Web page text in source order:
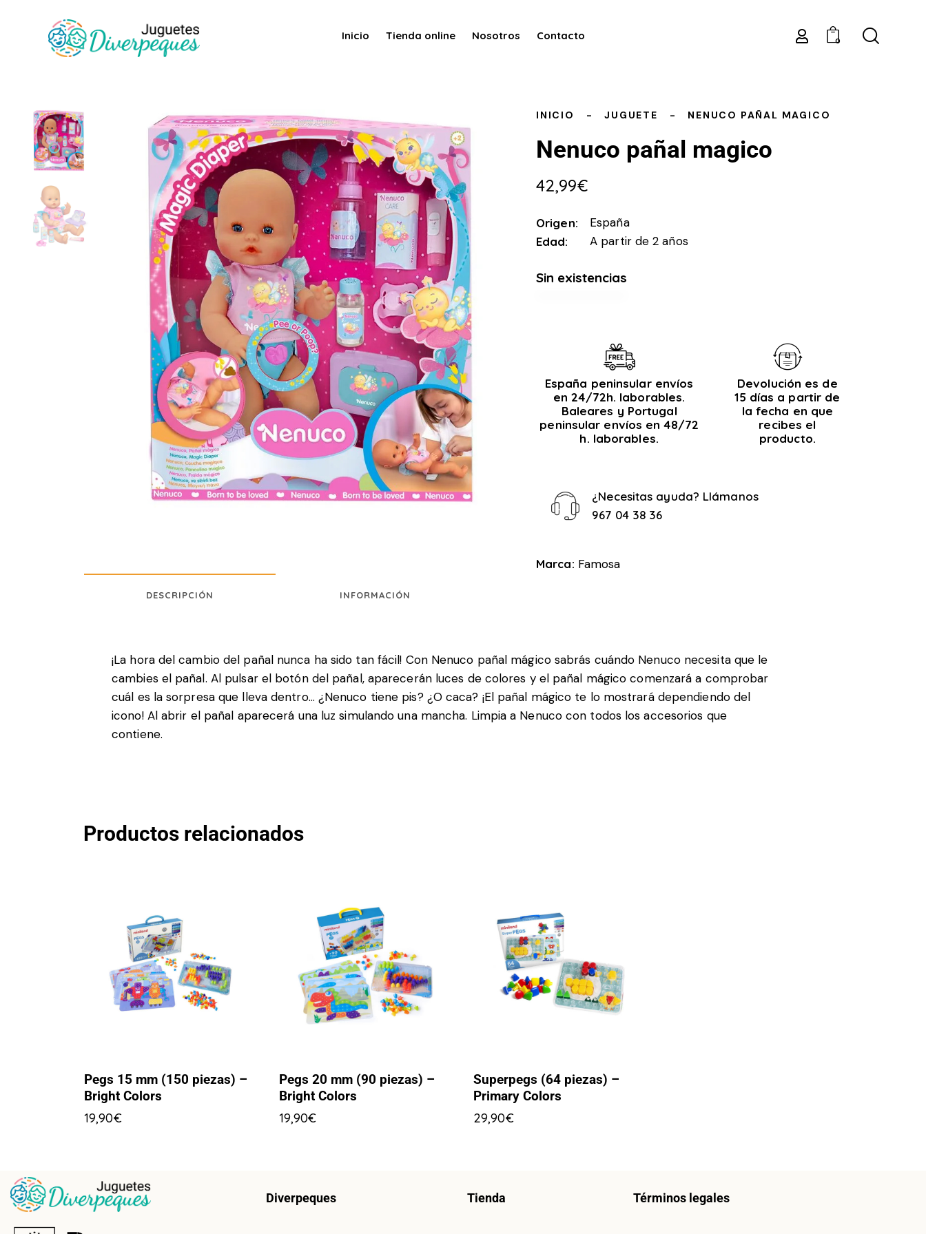
Inicio Tienda online Nosotros Contacto 0
INICIO JUGUETE NENUCO PAÑAL MAGICO
Nenuco pañal magico
42,99€
Origen España
Edad A partir de 2 años
Sin existencias
España peninsular envíos
en 24/72h. laborables.
Baleares y Portugal
peninsular envíos en 48/72
h. laborables.
Devolución es de
15 días a partir de
la fecha en que
recibes el
producto.
¿Necesitas ayuda? Llámanos
967 04 38 36
Marca: Famosa
DESCRIPCIÓN INFORMACIÓN
¡La hora del cambio del pañal nunca ha sido tan fácil! Con Nenuco pañal mágico sabrás cuándo Nenuco necesita que le
cambies el pañal. Al pulsar el botón del pañal, aparecerán luces de colores y el pañal mágico comenzará a comprobar
cuál es la sorpresa que lleva dentro… ¿Nenuco tiene pis? ¿O caca? ¡El pañal mágico te lo mostrará dependiendo del
icono! Al abrir el pañal aparecerá una luz simulando una mancha. Limpia a Nenuco con todos los accesorios que
contiene.
Productos relacionados
Pegs 15 mm (150 piezas) –
Bright Colors
19,90€
Pegs 20 mm (90 piezas) –
Bright Colors
19,90€
Superpegs (64 piezas) –
Primary Colors
29,90€
Diverpeques Tienda Términos legales